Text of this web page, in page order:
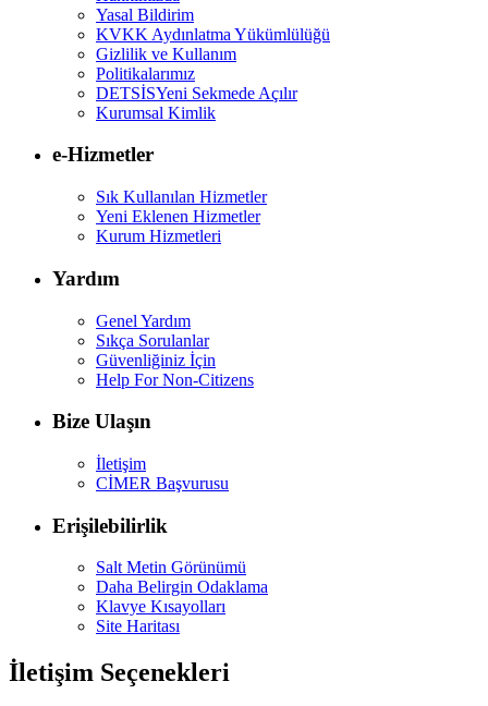
Yasal Bildirim
KVKK Aydınlatma Yükümlülüğü
Gizlilik ve Kullanım
Politikalarımız
DETSİSYeni Sekmede Açılır
Kurumsal Kimlik
e-Hizmetler
Sık Kullanılan Hizmetler
Yeni Eklenen Hizmetler
Kurum Hizmetleri
Yardım
Genel Yardım
Sıkça Sorulanlar
Güvenliğiniz İçin
Help For Non-Citizens
Bize Ulaşın
İletişim
CİMER Başvurusu
Erişilebilirlik
Salt Metin Görünümü
Daha Belirgin Odaklama
Klavye Kısayolları
Site Haritası
İletişim Seçenekleri